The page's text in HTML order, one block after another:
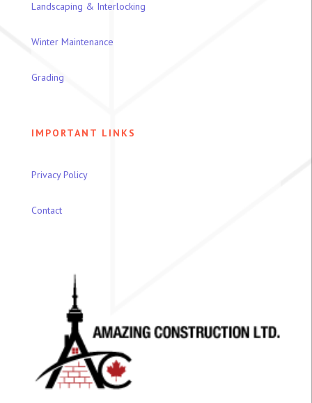
Landscaping & Interlocking
Winter Maintenance
Grading
IMPORTANT LINKS
Privacy Policy
Contact